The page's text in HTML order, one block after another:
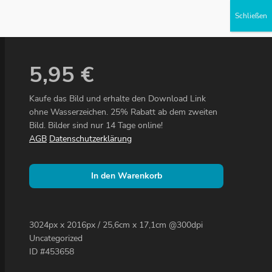
5,95 €
Kaufe das Bild und erhalte den Download Link
ohne Wasserzeichen. 25% Rabatt ab dem zweiten
Bild. Bilder sind nur 14 Tage online!
AGB Datenschutzerklärung
In den Warenkorb
3024px x 2016px / 25,6cm x 17,1cm @300dpi
Uncategorized
ID #453658